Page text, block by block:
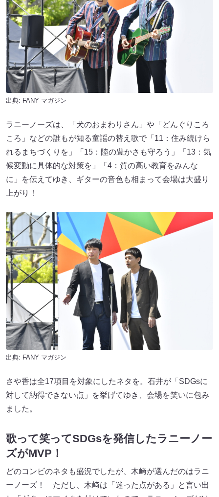
出典: FANY マガジン
ラニーノーズは、「犬のおまわりさん」や「どんぐりころ
ころ」などの誰もが知る童謡の替え歌で「11：住み続けら
れるまちづくりを」「15：陸の豊かさも守ろう」「13：気
候変動に具体的な対策を」「4：質の高い教育をみんな
に」を伝えてゆき、ギターの音色も相まって会場は大盛り
上がり！
出典: FANY マガジン
さや香は全17項目を対象にしたネタを。石井が「SDGsに
対して納得できない点」を挙げてゆき、会場を笑いに包み
ました。
歌って笑ってSDGsを発信したラニーノー
ズがMVP！
どのコンビのネタも盛況でしたが、木﨑が選んだのはラニ
ーノーズ！ ただし、木﨑は「迷った点がある」と言い出